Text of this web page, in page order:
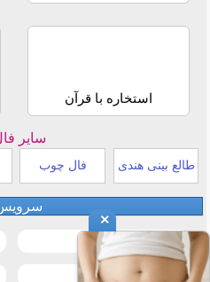
استخاره با قرآن
سایر
طالع بینی هندی فال چوب
قیمت خودرو
قیمت طلا و سکه
×